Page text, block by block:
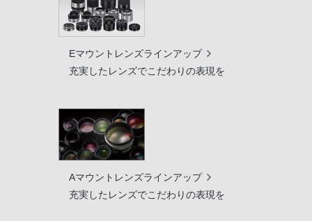
Eマウントレンズラインアップ
充実したレンズでこだわりの表現を
Aマウントレンズラインアップ
充実したレンズでこだわりの表現を